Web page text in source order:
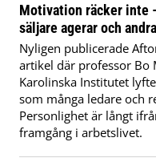
Motivation räcker inte
säljare agerar och
Nyligen publicerade
artikel där professor Bo
Karolinska Institutet
som många ledare och
Personlighet är långt
framgång i arbetslivet.